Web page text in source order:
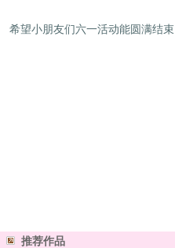
希望小朋友们六一活动能圆满结束
推荐作品